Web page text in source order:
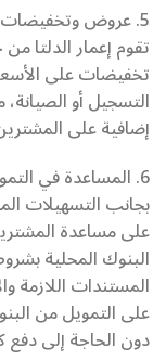
5. عروض وتخفيضات حصرية
تقوم إعمار
تخفيضات على
التسجيل أو
إضافية على
6. المساعدة في التمويل العقاري
بجانب التسهيلات
على مساعدة
البنوك المحلية
المستندات اللازمة
على التمويل من
دون الحاجة إلى دفع